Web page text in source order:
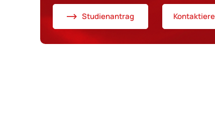
Studienantrag